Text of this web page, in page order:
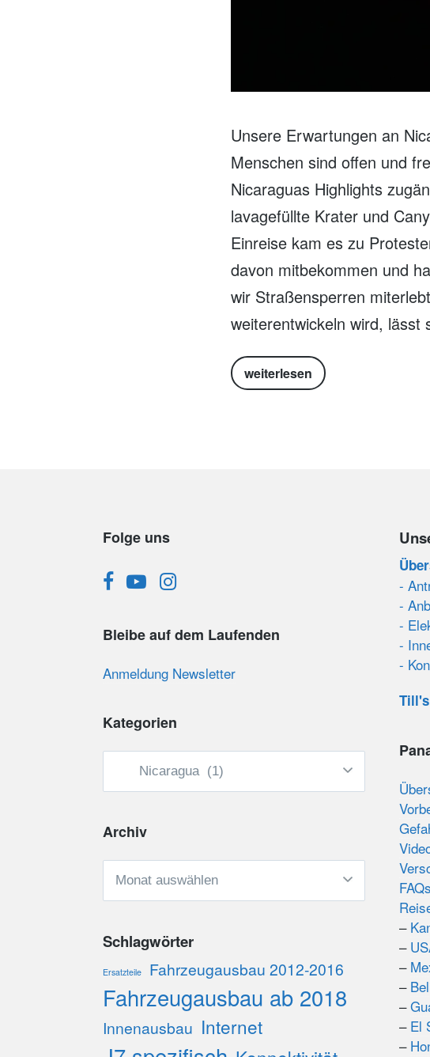
Unsere Erwartungen an
Menschen sind offen und
Nicaraguas Highlights
lavagefüllte Krater und
Einreise kam es zu
davon mitbekommen und
wir Straßensperren
weiterentwickeln wird,
weiterlesen
Folge uns
Bleibe auf dem Laufenden
Anmeldung Newsletter
Kategorien
Archiv
Schlagwörter
Ersatzteile Fahrzeugausbau 2012-2016
Fahrzeugausbau ab 2018
Innenausbau Internet
-
-
-
-
-
–
–
–
–
–
– El
–